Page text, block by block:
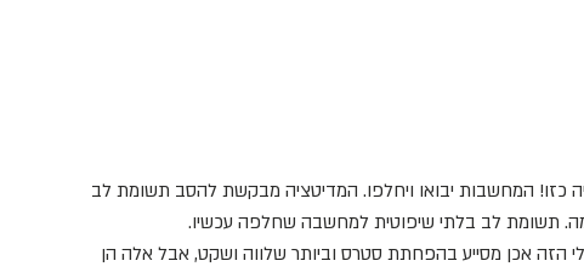
כזו! המחשבות יבואו ויחלפו. המדיטציה מבקשת להסב תשומת לב
תשומת לב בלתי שיפוטית למחשבה שחלפה עכשיו.
הזה אכן מסייע בהפחתת סטרס וביותר שלווה ושקט, אבל אלה הן